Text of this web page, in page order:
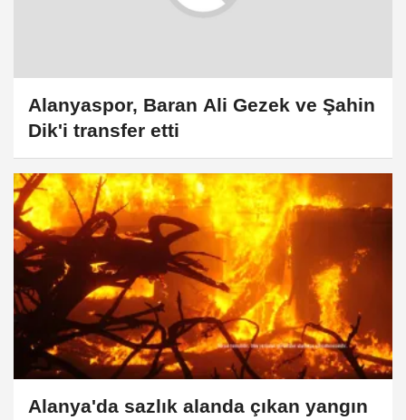
Alanyaspor, Baran Ali Gezek ve Şahin
Dik'i transfer etti
Alanya'da sazlık alanda çıkan yangın